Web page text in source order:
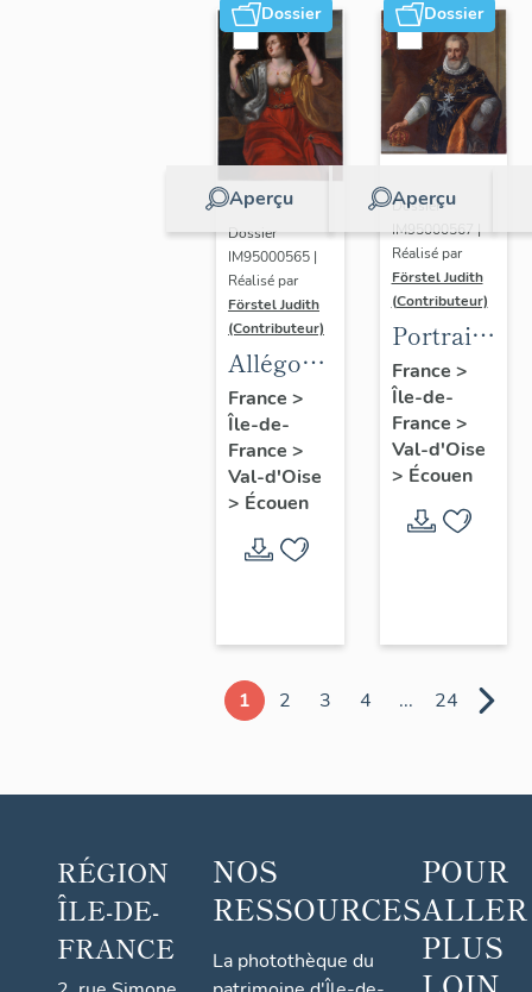
Dossier
Aperçu
Dossier
IM95000565 |
Réalisé par
Förstel Judith
(Contributeur)
Allégories
du
Toucher
et de la
Vue.
France >
Île-de-
France >
Val-d'Oise
> Écouen
Dossier
Aperçu
Dossier
IM95000567 |
Réalisé par
Förstel Judith
(Contributeur)
Portrait
du roi
Henri IV
France >
Île-de-
France >
Val-d'Oise
> Écouen
1 2 3 4 ... 24
RÉGION
ÎLE-DE-
FRANCE
NOS
RESSOURCES
La photothèque du
POUR
ALLER
PLUS